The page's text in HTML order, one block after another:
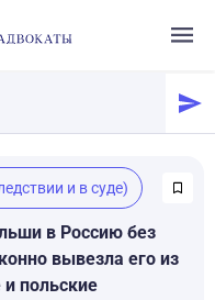
и в суде)
в Россию без
вывезла его из
и польские